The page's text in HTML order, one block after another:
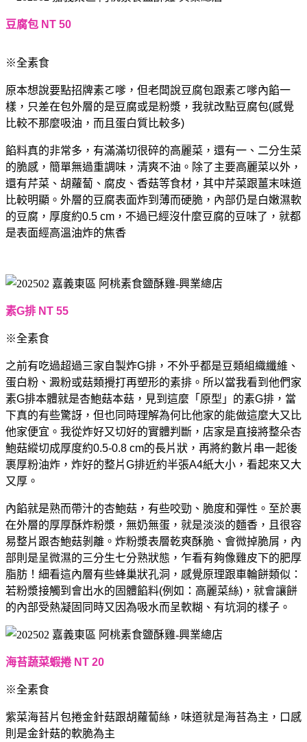
豆腐包 NT 50
※全素食
原本想說要點招牌素ㄛ嗲，但老闆說豆腐包跟素ㄛ嗲內餡一
樣，只差在包外層的是豆腐或是粉漿，我就改點豆腐包(感覺
比較不那麼吸油，而且蛋白質比較多)
餡料真的非常多，有滿滿切很碎的高麗菜，還有一、二分生菜
的脆感，簡單無過重調味，清爽不油。除了主要高麗菜以外，
還有芹菜、胡蘿蔔、腐皮、香菇等食材，其中芹菜跟薑末味道
比較明顯。外層的豆腐表面炸到薄而硬脆，內部仍是白嫩濕軟
的豆腐，厚度約0.5 cm，不過已經沒什麼豆腐的豆味了，就都
是表面經高溫油炸的焦香
素G排 NT 55
※全素食
之前有吃過超過三家自製炸G排，不外乎都是豆類組織纖維、
蛋白粉、澱粉或菇類攪打再塑形的素排。所以當我看到他們家
素G排本體就是杏鮑菇本菇，見到這麼「原型」的素G排，當
下真的有些驚訝，但也同時理解為何比他家的能做這麼大又比
他家便宜。 我從炸好又切好的實體判斷，店家是直接將整朵杏
鮑菇縱切成厚度約0.5-0.8 cm的長片狀，再將約數片串一起後
裹厚粉油炸，炸好的整片G排近約半張A4紙大小，看起來又大
又厚。
內餡就是熟而帶汁的杏鮑菇，有些咬勁、脆度和彈性。至於裹
在外層的厚厚酥炸粉漿，無奶無蛋，就是淡淡的麵香，且很容
易整片跟杏鮑菇剝離。炸粉漿表層乾爽酥脆、會微掉脆屑，內
部則是呈微濕的三分生七分熟狀態，乍看有夠像雞皮下的肥厚
脂肪！細看這內層有些蜂巢狀孔洞，感覺原理跟車輪餅類似：
若粉漿接觸到會出水的固體餡料(例如：高麗菜絲)，就會讓餅
的內部受熱凝固同時又因為吸水而呈軟糊、有坑洞的樣子。
海苔蔬菜蝦捲 NT 20
※全素食
紫菜海苔片包捲金針菇跟胡蘿蔔絲，味道就是海苔為主，口感
則是金針菇的軟脆為主